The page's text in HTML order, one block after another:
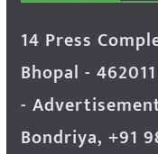
14 Press
Bhopal -
-
Bondriya, +91